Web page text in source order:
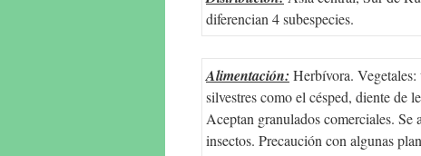
diferencian 4 subespecies.
Alimentación: Herbívora.
silvestres como el césped, diente de
Aceptan granulados comerciales. Se
insectos. Precaución con algunas